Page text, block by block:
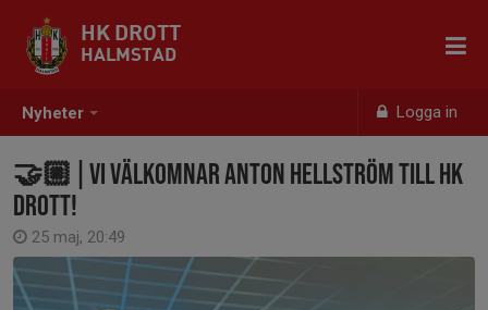
Nyheter Logga in
HK DROTT
HALMSTAD
🤝🏼 | VI VÄLKOMNAR ANTON HELLSTRÖM TILL HK
DROTT!
25 maj, 20:49